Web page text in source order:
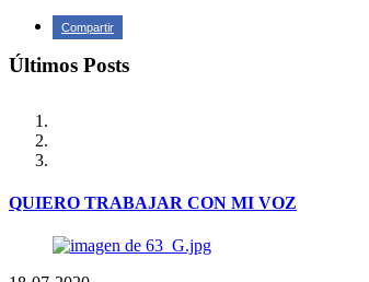
Compartir
Últimos Posts
QUIERO TRABAJAR CON MI VOZ